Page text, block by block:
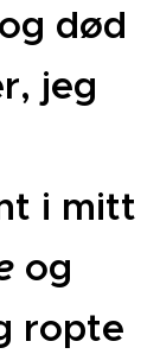
død
jeg
i mitt
og
ropte